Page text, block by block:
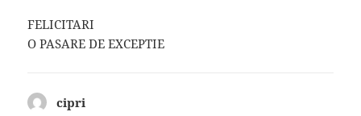
FELICITARI
O PASARE DE EXCEPTIE
cipri